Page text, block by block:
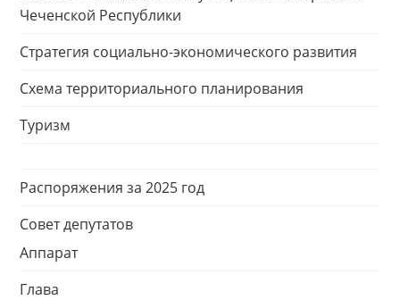
Чеченской Республики
Стратегия социально-экономического развития
Схема территориального планирования
Туризм
Распоряжения за 2025 год
Совет депутатов
Аппарат
Глава